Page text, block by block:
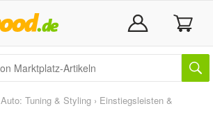
Auto: Tuning & Styling › Einstiegsleisten &